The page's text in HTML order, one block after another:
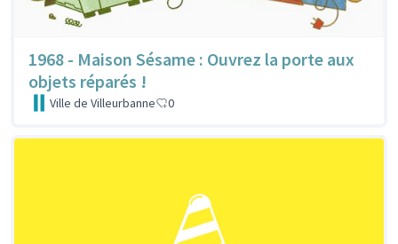
1968 - Maison Sésame : Ouvrez la porte aux
objets réparés !
Ville de Villeurbanne 0